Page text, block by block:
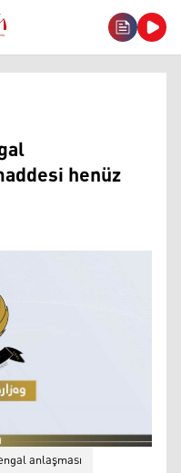
henüz
anlaşması